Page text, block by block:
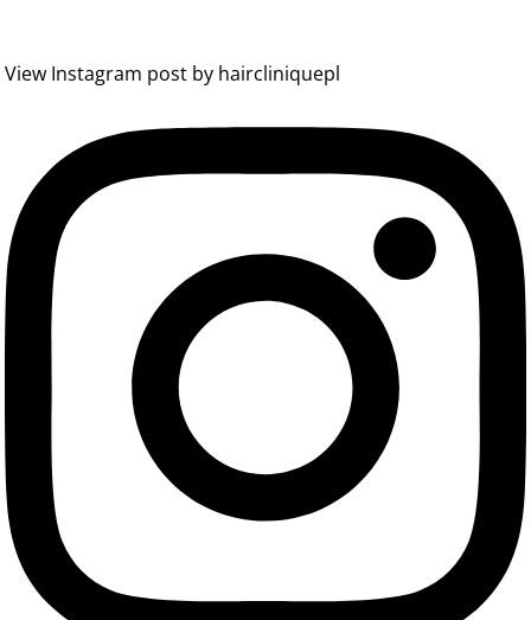
View Instagram post by haircliniquepl